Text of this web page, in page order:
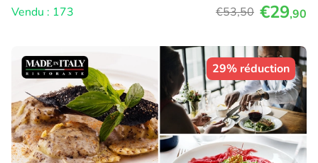
Vendu : 173
€53,50 €29,90
29% réduction